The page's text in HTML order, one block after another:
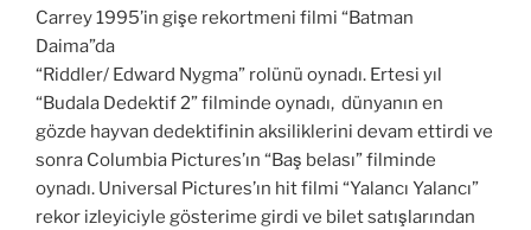
Carrey 1995’in gişe rekortmeni filmi “Batman
Daima”da
“Riddler/ Edward Nygma” rolünü oynadı. Ertesi yıl
“Budala Dedektif 2” filminde oynadı, dünyanın en
gözde hayvan dedektifinin aksiliklerini devam ettirdi ve
sonra Columbia Pictures’ın “Baş belası” filminde
oynadı. Universal Pictures’ın hit filmi “Yalancı Yalancı”
rekor izleyiciyle gösterime girdi ve bilet satışlarından